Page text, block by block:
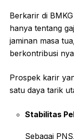
Berkarir di
hanya tentang
jaminan masa
berkontribusi
Prospek karir
satu daya tarik
Stabilitas
Sebagai